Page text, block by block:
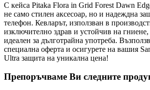
С кейса Pitaka Flora in Grid Forest Dawn
не само стилен аксесоар, но и надеждна
телефон. Кевларът, използван в
изключително здрав и устойчив на гниене,
идеален за дълготрайна употреба.
специална оферта и осигурете на вашия
Ultra защита на уникална цена!
Препоръчваме Ви следните